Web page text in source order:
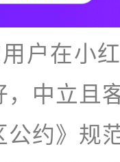
户在小
，中立且
公约》 规